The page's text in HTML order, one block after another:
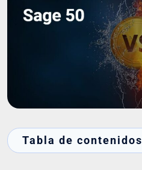
Tabla de contenidos